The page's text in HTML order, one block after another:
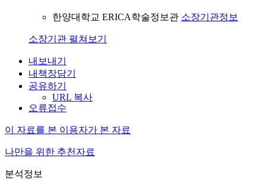
한양대학교 ERICA학술정보관 소장기관정보
소장기관 펼쳐보기
내보내기
내책장담기
공유하기
URL 복사
오류접수
이 자료를 본 이용자가 본 자료
나만을 위한 추천자료
분석정보